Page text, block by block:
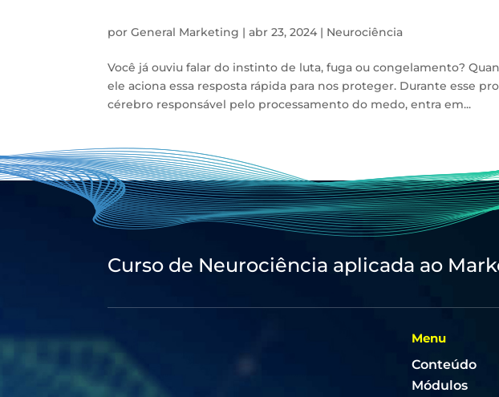
porGeneral Marketing |abr 23, 2024 | Neurociência
Você já ouviu falar do instinto de luta, fuga ou congelamento?
ele aciona essa resposta rápida para nos proteger. Durante esse
cérebro responsável pelo processamento do medo, entra em...
Curso de Neurociência aplicada ao
Menu
Conteúdo
Módulos